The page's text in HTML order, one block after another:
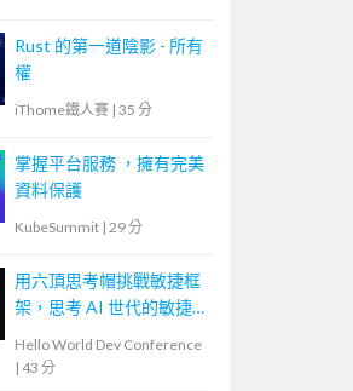
Rust 的第一道陰影 - 所有
權
iThome鐵人賽 | 35 分
掌握平台服務 ，擁有完美
資料保護
KubeSummit | 29 分
用六頂思考帽挑戰敏捷框
架，思考 AI 世代的敏捷
Hello World Dev Conference
| 43 分